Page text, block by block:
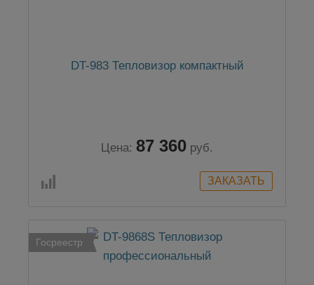
DT-983 Тепловизор компактный
Цена: 87 360 руб.
Госреестр